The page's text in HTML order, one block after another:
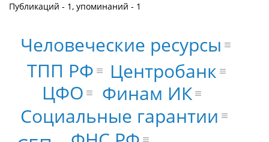
Публикаций - 1, упоминаний - 1
Социальные гарантии
Финам ИК
Центробанк
ТПП РФ
ЦФО
Человеческие ресурсы